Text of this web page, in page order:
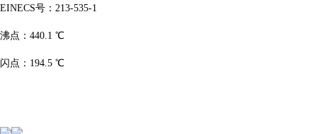
EINECS号：213-535-1
沸点：440.1 ℃
闪点：194.5 ℃